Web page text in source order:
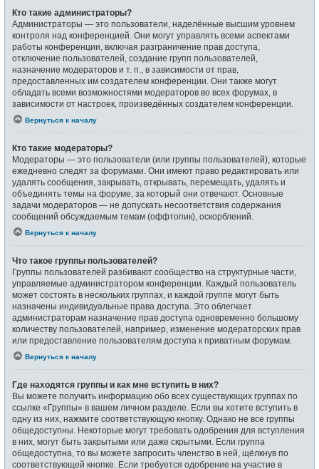
Кто такие администраторы?
Администраторы — это пользователи, наделённые высшим уровнем
контроля над конференцией. Они могут управлять всеми аспектами
работы конференции, включая разграничение прав доступа,
отключение пользователей, создание групп пользователей,
назначение модераторов и т. п., в зависимости от прав,
предоставленных им создателем конференции. Они также могут
обладать всеми возможностями модераторов во всех форумах, в
зависимости от настроек, произведённых создателем конференции.
Вернуться к началу
Кто такие модераторы?
Модераторы — это пользователи (или группы пользователей), которые
ежедневно следят за форумами. Они имеют право редактировать или
удалять сообщения, закрывать, открывать, перемещать, удалять и
объединять темы на форуме, за который они отвечают. Основные
задачи модераторов — не допускать несоответствия содержания
сообщений обсуждаемым темам (оффтопик), оскорблений.
Вернуться к началу
Что такое группы пользователей?
Группы пользователей разбивают сообщество на структурные части,
управляемые администратором конференции. Каждый пользователь
может состоять в нескольких группах, и каждой группе могут быть
назначены индивидуальные права доступа. Это облегчает
администраторам назначение прав доступа одновременно большому
количеству пользователей, например, изменение модераторских прав
или предоставление пользователям доступа к приватным форумам.
Вернуться к началу
Где находятся группы и как мне вступить в них?
Вы можете получить информацию обо всех существующих группах по
ссылке «Группы» в вашем личном разделе. Если вы хотите вступить в
одну из них, нажмите соответствующую кнопку. Однако не все группы
общедоступны. Некоторые могут требовать одобрения для вступления
в них, могут быть закрытыми или даже скрытыми. Если группа
общедоступна, то вы можете запросить членство в ней, щёлкнув по
соответствующей кнопке. Если требуется одобрение на участие в